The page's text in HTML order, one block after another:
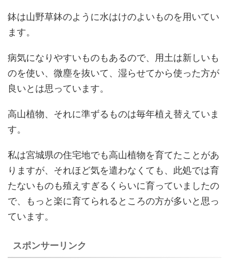
鉢は山野草鉢のように水はけのよいものを用いてい
ます。
病気になりやすいものもあるので、用土は新しいも
のを使い、微塵を抜いて、湿らせてから使った方が
良いとは思っています。
高山植物、それに準ずるものは毎年植え替えていま
す。
私は宮城県の住宅地でも高山植物を育てたことがあ
りますが、それほど気を遣わなくても、此処では育
たないものも殖えすぎるくらいに育っていましたの
で、もっと楽に育てられるところの方が多いと思っ
ています。
スポンサーリンク